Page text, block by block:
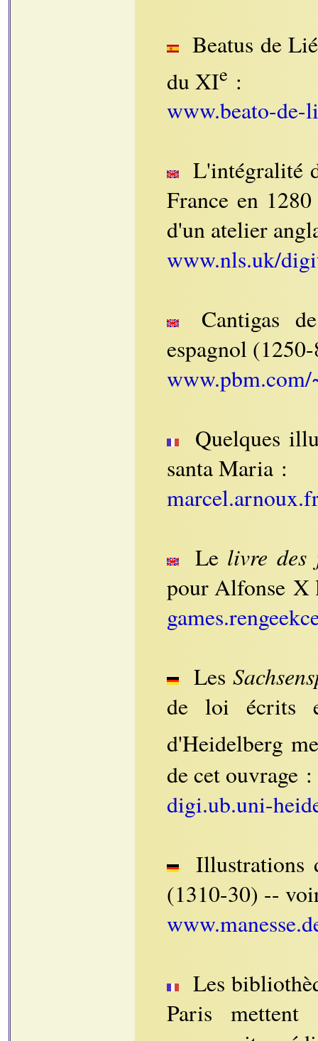
Beatus de
du XIe :
www.beato-de-
L'intégralité
France en
d'un atelier
www.nls.uk/
Cantigas
espagnol
Quelques
santa Maria :
Le livre des
pour Alfonse X
Les
de loi écrits
d'Heidelberg
de cet ouvrage :
digi.ub.uni-
Illustrations
(1310-30) --
Les
Paris